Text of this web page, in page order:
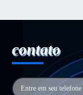
contato